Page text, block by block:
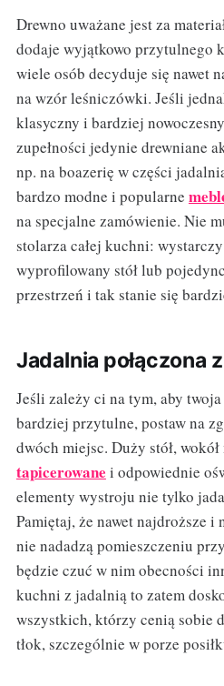
Drewno uważane jest za
dodaje wyjątkowo przytulnego
wiele osób decyduje się nawet
na wzór leśniczówki. Jeśli
klasyczny i bardziej
zupełności jedynie drewniane
np. na boazerię w części
bardzo modne i popularne
na specjalne zamówienie. Nie
stolarza całej kuchni:
wyprofilowany stół lub
przestrzeń i tak stanie się
Jadalnia połączona
Jeśli zależy ci na tym, aby
bardziej przytulne, postaw na
dwóch miejsc. Duży stół,
tapicerowane i odpowiednie
elementy wystroju nie tylko
Pamiętaj, że nawet najdroższe
nie nadadzą pomieszczeniu
będzie czuć w nim obecności
kuchni z jadalnią to zatem
wszystkich, którzy cenią sobie
tłok, szczególnie w porze